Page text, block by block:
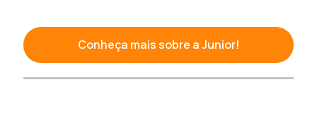
Conheça mais sobre a Junior!